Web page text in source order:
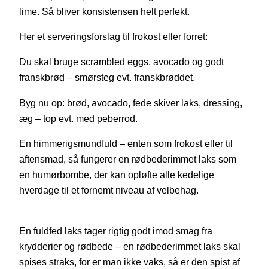
lime. Så bliver konsistensen helt perfekt.
Her et serveringsforslag til frokost eller forret:
Du skal bruge scrambled eggs, avocado og godt
franskbrød – smørsteg evt. franskbrøddet.
Byg nu op: brød, avocado, fede skiver laks, dressing,
æg – top evt. med peberrod.
En himmerigsmundfuld – enten som frokost eller til
aftensmad, så fungerer en rødbederimmet laks som
en humørbombe, der kan opløfte alle kedelige
hverdage til et fornemt niveau af velbehag.
En fuldfed laks tager rigtig godt imod smag fra
krydderier og rødbede – en rødbederimmet laks skal
spises straks, for er man ikke vaks, så er den spist af